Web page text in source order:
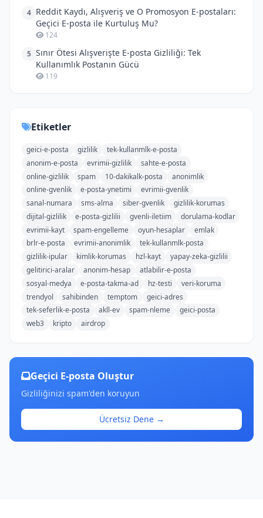
4 Reddit Kaydı, Alışveriş ve O Promosyon E-postaları:
Geçici E-posta ile Kurtuluş Mu?
124
5 Sınır Ötesi Alışverişte E-posta Gizliliği: Tek
Kullanımlık Postanın Gücü
119
Etiketler
geici-e-posta gizlilik
tek-kullanmlk-e-posta
anonim-e-posta
evrimii-gizlilik
sahte-e-posta
online-gizlilik
spam 10-dakikalk-posta
anonimlik
online-gvenlik
e-posta-ynetimi
evrimii-gvenlik
sanal-numara
sms-alma siber-gvenlik
gizlilik-korumas
dijital-gizlilik
e-posta-gizlilii gvenli-iletiim
dorulama-kodlar
evrimii-kayt
spam-engelleme oyun-hesaplar
emlak
brlr-e-posta
evrimii-anonimlik
tek-kullanmlk-posta
gizlilik-ipular
kimlik-korumas hzl-kayt
yapay-zeka-gizlilii
gelitirici-aralar
anonim-hesap
atlabilir-e-posta
sosyal-medya
e-posta-takma-ad hz-testi
veri-koruma
trendyol
sahibinden temptom
geici-adres
tek-seferlik-e-posta
akll-ev spam-nleme
geici-posta
web3
kripto airdrop
Geçici E-posta Oluştur
Gizliliğinizi spam'den koruyun
Ücretsiz Dene →